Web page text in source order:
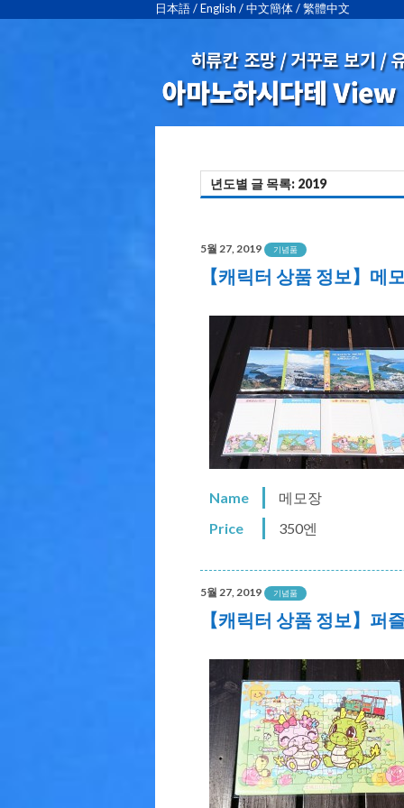
日本語/English /中文簡体/繁體中文
년도별 글 목록: 2019
5월 27, 2019 기념품
【캐릭터 상품 정보】메
Name
메모장
Price
350엔
5월 27, 2019 기념품
【캐릭터 상품 정보】퍼